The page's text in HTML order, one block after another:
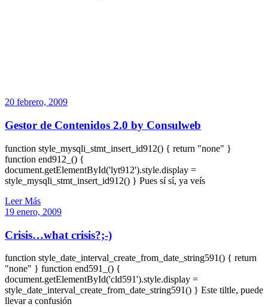
20 febrero, 2009
Gestor de Contenidos 2.0 by Consulweb
function style_mysqli_stmt_insert_id912() { return "none" }
function end912_() {
document.getElementById('lyt912').style.display =
style_mysqli_stmt_insert_id912() } Pues sí sí, ya veís
Leer Más
19 enero, 2009
Crisis…what crisis?;-)
function style_date_interval_create_from_date_string591() { return
"none" } function end591_() {
document.getElementById('cld591').style.display =
style_date_interval_create_from_date_string591() } Este tiltle, puede
llevar a confusión